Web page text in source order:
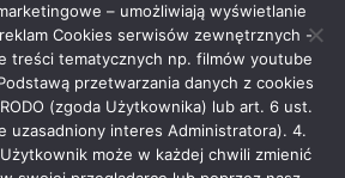
– umożliwiają wyświetlanie
Cookies serwisów zewnętrznych -
treści tematycznych np. filmów youtube
przetwarzania danych z cookies
(zgoda Użytkownika) lub art. 6 ust.
uzasadniony interes Administratora). 4.
może w każdej chwili zmienić